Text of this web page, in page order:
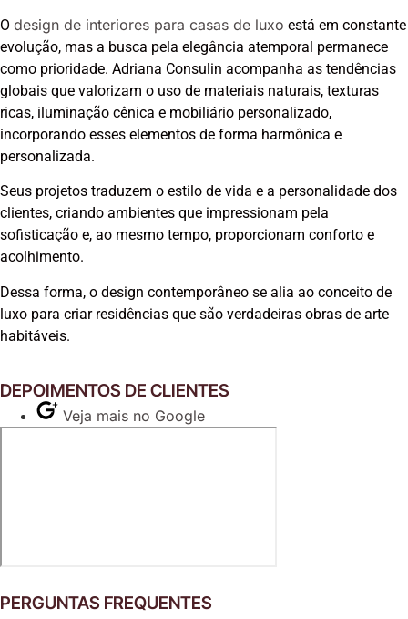
O design de interiores para casas de luxo está em constante
evolução, mas a busca pela elegância atemporal permanece
como prioridade. Adriana Consulin acompanha as tendências
globais que valorizam o uso de materiais naturais, texturas
ricas, iluminação cênica e mobiliário personalizado,
incorporando esses elementos de forma harmônica e
personalizada.
Seus projetos traduzem o estilo de vida e a personalidade dos
clientes, criando ambientes que impressionam pela
sofisticação e, ao mesmo tempo, proporcionam conforto e
acolhimento.
Dessa forma, o design contemporâneo se alia ao conceito de
luxo para criar residências que são verdadeiras obras de arte
habitáveis.
DEPOIMENTOS DE CLIENTES
Veja mais no Google
PERGUNTAS FREQUENTES